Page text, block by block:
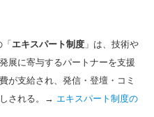
エキスパート制度」は、技術や
展に寄与するパートナーを支援
が支給され、発信・登壇・コミ
される。→ エキスパート制度の